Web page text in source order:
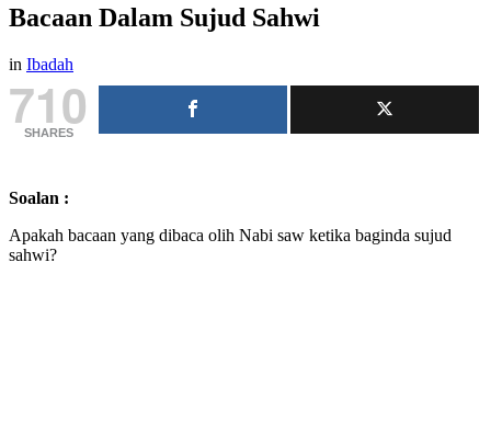
Bacaan Dalam Sujud Sahwi
in Ibadah
710
SHARES
Soalan :
Apakah bacaan yang dibaca olih Nabi saw ketika baginda sujud
sahwi?